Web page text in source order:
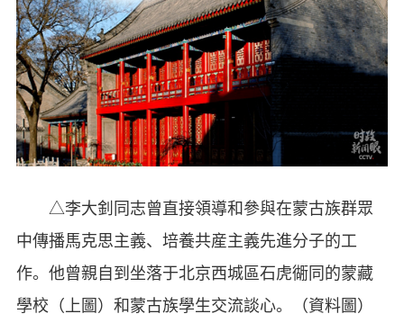
△李大釗同志曾直接領導和參與在蒙古族群眾
中傳播馬克思主義、培養共産主義先進分子的工
作。他曾親自到坐落于北京西城區石虎衚同的蒙藏
學校（上圖）和蒙古族學生交流談心。（資料圖）